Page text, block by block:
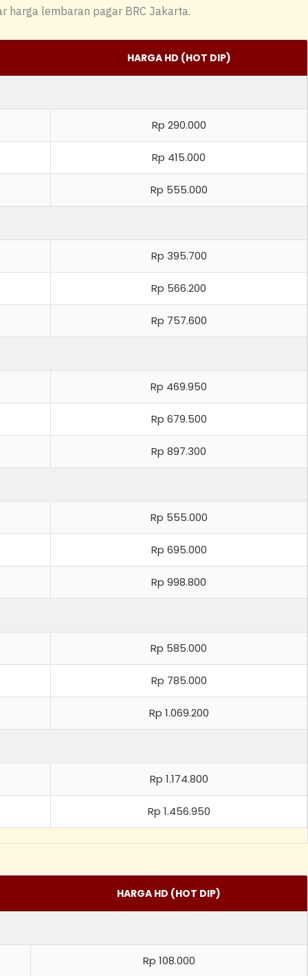
harga lembaran pagar BRC Jakarta.
HARGA HD (HOT DIP)
Rp 290.000
Rp 415.000
Rp 555.000
Rp 395.700
Rp 566.200
Rp 757.600
Rp 469.950
Rp 679.500
Rp 897.300
Rp 555.000
Rp 695.000
Rp 998.800
Rp 585.000
Rp 785.000
Rp 1.069.200
Rp 1.174.800
Rp 1.456.950
HARGA HD (HOT DIP)
Rp 108.000